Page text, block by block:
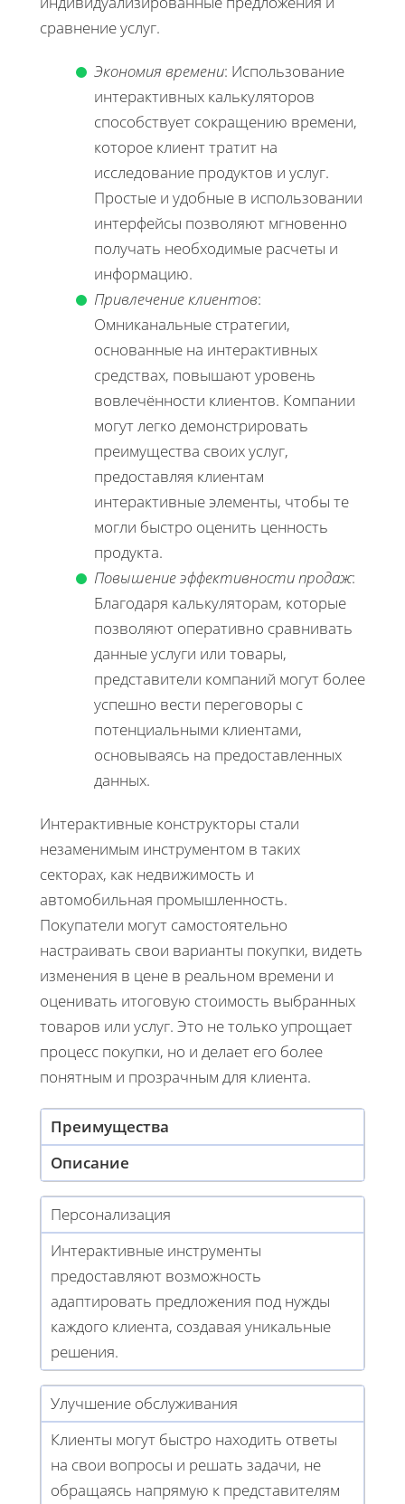
сравнение услуг.
Экономия времени: Использование
интерактивных калькуляторов
способствует сокращению времени,
которое клиент тратит на
исследование продуктов и услуг.
Простые и удобные в использовании
интерфейсы позволяют мгновенно
получать необходимые расчеты и
информацию.
Привлечение клиентов:
Омниканальные стратегии,
основанные на интерактивных
средствах, повышают уровень
вовлечённости клиентов. Компании
могут легко демонстрировать
преимущества своих услуг,
предоставляя клиентам
интерактивные элементы, чтобы те
могли быстро оценить ценность
продукта.
Повышение эффективности продаж:
Благодаря калькуляторам, которые
позволяют оперативно сравнивать
данные услуги или товары,
представители компаний могут более
успешно вести переговоры с
потенциальными клиентами,
основываясь на предоставленных
данных.
Интерактивные конструкторы стали
незаменимым инструментом в таких
секторах, как недвижимость и
автомобильная промышленность.
Покупатели могут самостоятельно
настраивать свои варианты покупки, видеть
изменения в цене в реальном времени и
оценивать итоговую стоимость выбранных
товаров или услуг. Это не только упрощает
процесс покупки, но и делает его более
понятным и прозрачным для клиента.
Преимущества
Описание
Персонализация
Интерактивные инструменты
предоставляют возможность
адаптировать предложения под нужды
каждого клиента, создавая уникальные
решения.
Улучшение обслуживания
Клиенты могут быстро находить ответы
на свои вопросы и решать задачи, не
обращаясь напрямую к представителям